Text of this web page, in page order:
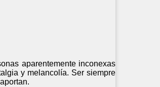
aparentemente inconexas
y melancolía. Ser siempre